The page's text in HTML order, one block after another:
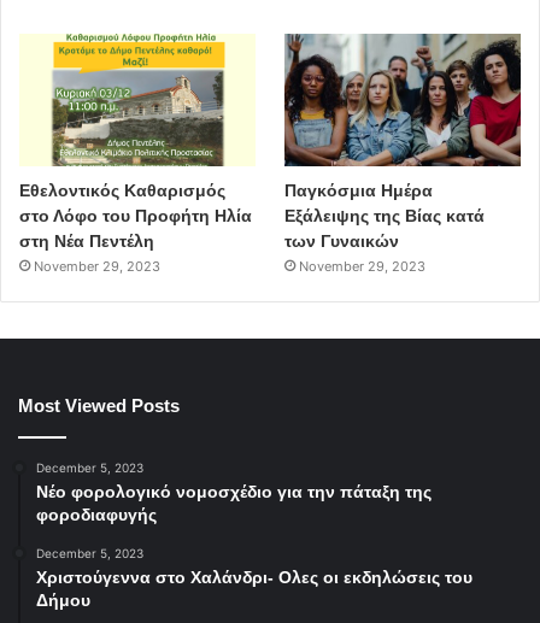
Εθελοντικός Καθαρισμός
στο Λόφο του Προφήτη Ηλία
στη Νέα Πεντέλη
November 29, 2023
Παγκόσμια Ημέρα
Εξάλειψης της Βίας κατά
των Γυναικών
November 29, 2023
Most Viewed Posts
December 5, 2023
Νέο φορολογικό νομοσχέδιο για την πάταξη της
φοροδιαφυγής
December 5, 2023
Χριστούγεννα στο Χαλάνδρι- Ολες οι εκδηλώσεις του
Δήμου